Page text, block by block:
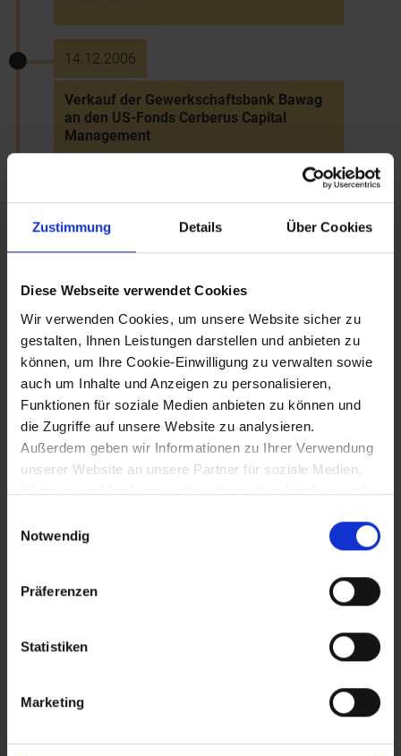
Zustimmung Details Über Cookies
Diese Webseite verwendet Cookies
Wir verwenden Cookies, um unsere Website sicher zu
gestalten, Ihnen Leistungen darstellen und anbieten zu
können, um Ihre Cookie-Einwilligung zu verwalten sowie
auch um Inhalte und Anzeigen zu personalisieren,
Funktionen für soziale Medien anbieten zu können und
die Zugriffe auf unsere Website zu analysieren.
Außerdem geben wir Informationen zu Ihrer Verwendung
unserer Website an unsere Partner für soziale Medien,
Werbung und Analysen weiter, die auch in Ländern sind,
gegeben ist, und in denen Sie Ihre Rechte uU nicht
effektiv durchsetzen können. Unsere Partner führen
diese Informationen möglicherweise mit weiteren Daten
zusammen, die Sie ihnen bereitgestellt haben oder die
haben.
Notwendig
Präferenzen
Statistiken
Marketing
14.12.2006
Verkauf der Gewerkschaftsbank Bawag
an den US-Fonds Cerberus Capital
Management
14.12.2006
Gründung des Vereins "Naturparke
Niederösterreich" (Zusammenschluss
von 23 Naturparke)
19.12.2006
St. Pölten
19.12.2006
Eröffnung des Sole-Felsen-Bad Gmünd
20.12.2006